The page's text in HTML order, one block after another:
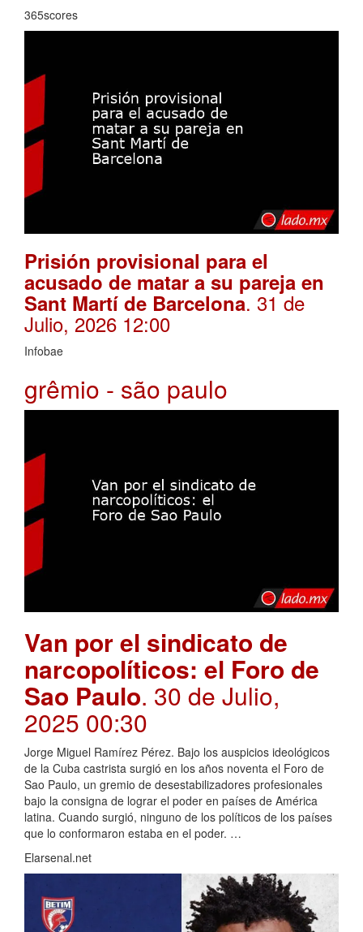
365scores
Prisión provisional para el
acusado de matar a su pareja en
Sant Martí de Barcelona. 31 de
Julio, 2026 12:00
Infobae
grêmio - são paulo
Van por el sindicato de
narcopolíticos: el Foro de
Sao Paulo. 30 de Julio,
2025 00:30
Jorge Miguel Ramírez Pérez. Bajo los auspicios ideológicos
de la Cuba castrista surgió en los años noventa el Foro de
Sao Paulo, un gremio de desestabilizadores profesionales
bajo la consigna de lograr el poder en países de América
latina. Cuando surgió, ninguno de los políticos de los países
que lo conformaron estaba en el poder. …
Elarsenal.net